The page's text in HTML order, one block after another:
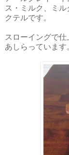
ス・ミルク、ミ
クテルです。
スローイングで
あしらっています